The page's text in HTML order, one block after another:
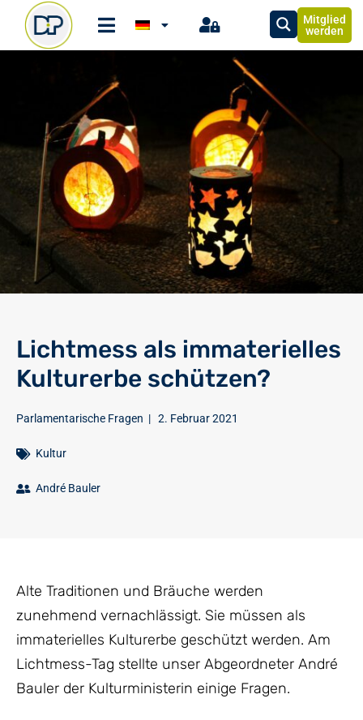
Mitglied
werden
Lichtmess als immaterielles
Kulturerbe schützen?
Parlamentarische Fragen | 2. Februar 2021
Kultur
André Bauler
Alte Traditionen und Bräuche werden
zunehmend vernachlässigt. Sie müssen als
immaterielles Kulturerbe geschützt werden. Am
Lichtmess-Tag stellte unser Abgeordneter André
Bauler der Kulturministerin einige Fragen.